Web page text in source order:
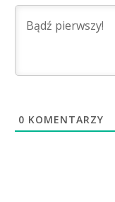
0 KOMENTARZY